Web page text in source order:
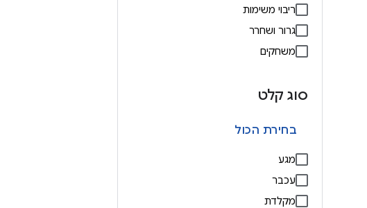
ריבוי משימות
גרור ושחרר
משחקים
סוג קלט
בחירת הכול
מגע
עכבר
מקלדת